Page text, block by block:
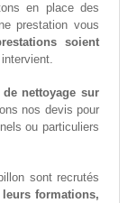
en place des
prestation vous
soient
de nettoyage sur
nos devis pour
ou particuliers
sont recrutés
leurs formations,